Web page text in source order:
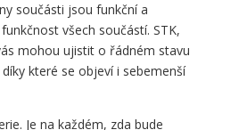
součásti jsou funkční a
všech součástí. STK,
mohou ujistit o řádném stavu
které se objeví i sebemenší
Je na každém, zda bude